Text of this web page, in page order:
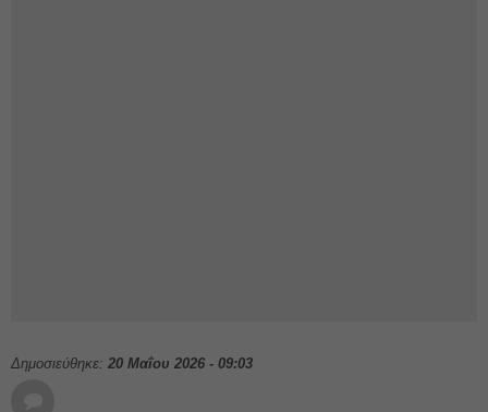
Δημοσιεύθηκε: 20 Μαΐου 2026 - 09:03